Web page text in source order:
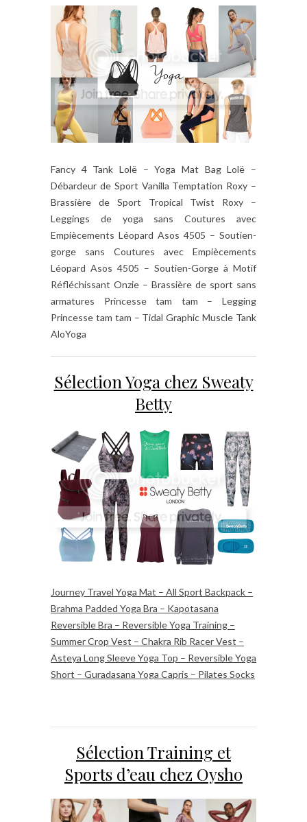
Fancy 4 Tank Lolë – Yoga Mat Bag Lolë –
Débardeur de Sport Vanilla Temptation Roxy –
Brassière de Sport Tropical Twist Roxy –
Leggings de yoga sans Coutures avec
Empiècements Léopard Asos 4505 – Soutien-
gorge sans Coutures avec Empiècements
Léopard Asos 4505 – Soutien-Gorge à Motif
Réfléchissant Onzie – Brassière de sport sans
armatures Princesse tam tam – Legging
Princesse tam tam – Tidal Graphic Muscle Tank
AloYoga
Sélection Yoga chez Sweaty
Betty
Journey Travel Yoga Mat – All Sport Backpack –
Brahma Padded Yoga Bra – Kapotasana
Reversible Bra – Reversible Yoga Training –
Summer Crop Vest – Chakra Rib Racer Vest –
Asteya Long Sleeve Yoga Top – Reversible Yoga
Short – Guradasana Yoga Capris – Pilates Socks
Sélection Training et
Sports d’eau chez Oysho